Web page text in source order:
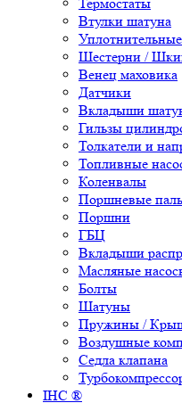
Втулки шатуна
Шестерни /
Венец маховика
Датчики
Вкладыши
Гильзы
Толкатели и
Топливные
Коленвалы
Поршневые
Поршни
ГБЦ
Вкладыши
Масляные
Болты
Шатуны
Пружины /
Воздушные
Седла клапана
IHC ®